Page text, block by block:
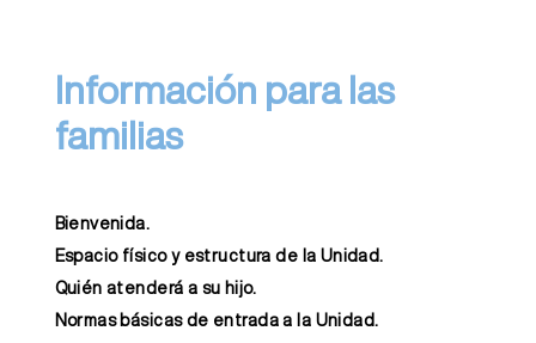
Información para las
familias
Bienvenida.
Espacio físico y estructura de la Unidad.
Quién atenderá a su hijo.
Normas básicas de entrada a la Unidad.